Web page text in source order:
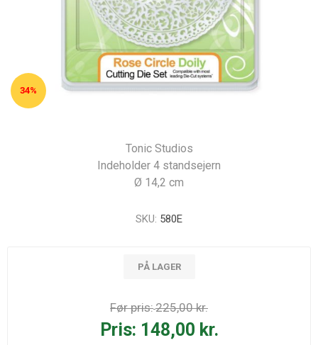
34%
Tonic Studios
Indeholder 4 standsejern
Ø 14,2 cm
SKU: 580E
PÅ LAGER
Før pris:225,00 kr.
Pris: 148,00 kr.